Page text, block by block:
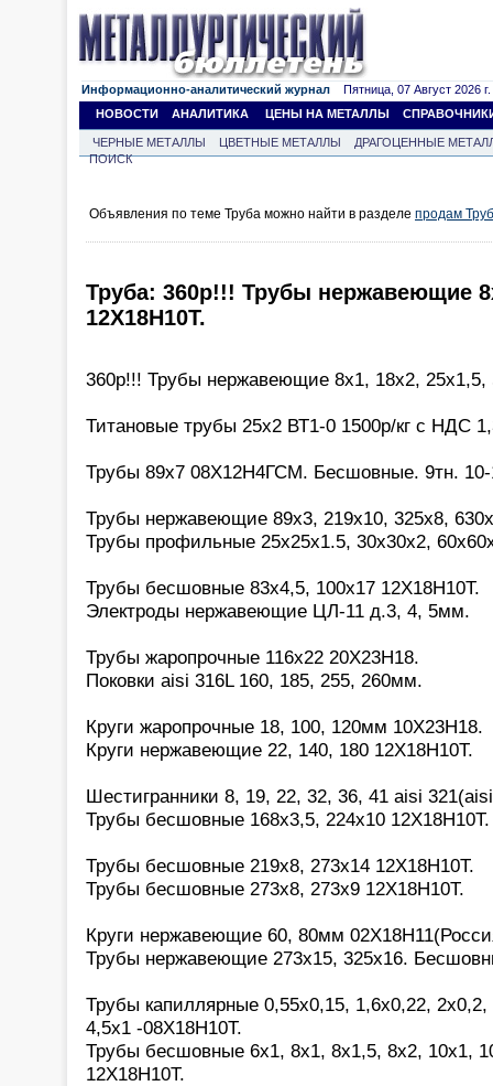
Информационно-аналитический журнал Пятница, 07 Август 2026 г.
НОВОСТИ
АНАЛИТИКА ЦЕНЫ НА МЕТАЛЛЫ
ЧЕРНЫЕ МЕТАЛЛЫ ЦВЕТНЫЕ МЕТАЛЛЫ
ДРАГОЦЕННЫЕ
ПОИСК
Объявления по теме Труба можно найти в разделе продам
Труба: 360р!!! Трубы нержавеющие
12Х18Н10Т.
360р!!! Трубы нержавеющие 8х1, 18х2, 25х1,5,
Титановые трубы 25х2 ВТ1-0 1500р/кг с НДС
Трубы 89х7 08Х12Н4ГСМ. Бесшовные. 9тн. 10-
Трубы нержавеющие 89х3, 219х10, 325х8,
Трубы профильные 25х25х1.5, 30х30х2,
Трубы бесшовные 83х4,5, 100х17 12Х18Н10Т.
Электроды нержавеющие ЦЛ-11 д.3, 4, 5мм.
Трубы жаропрочные 116х22 20Х23Н18.
Поковки aisi 316L 160, 185, 255, 260мм.
Круги жаропрочные 18, 100, 120мм 10Х23Н18.
Круги нержавеющие 22, 140, 180 12Х18Н10Т.
Шестигранники 8, 19, 22, 32, 36, 41 aisi
Трубы бесшовные 168х3,5, 224х10
Трубы бесшовные 219х8, 273х14 12Х18Н10Т.
Трубы бесшовные 273х8, 273х9 12Х18Н10Т.
Круги нержавеющие 60, 80мм
Трубы нержавеющие 273х15, 325х16.
Трубы капиллярные 0,55х0,15, 1,6х0,22,
4,5х1 -08Х18Н10Т.
Трубы бесшовные 6х1, 8х1, 8х1,5, 8х2, 10х1,
12Х18Н10Т.